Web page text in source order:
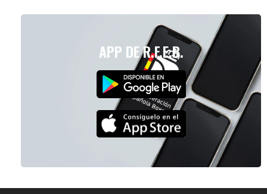
APP DE R.F.E.B.